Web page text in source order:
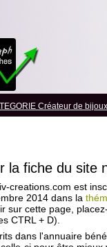
Créateur de bijoux
la fiche du site
creations.com est
2014 dans la
sur cette page,
CTRL + D).
dans l'annuaire